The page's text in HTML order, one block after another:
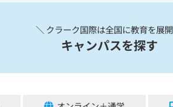
＼ クラーク国際は全国に教育を展
キャンパスを探す